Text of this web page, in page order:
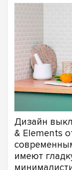
Дизайн
& Elements
имеют